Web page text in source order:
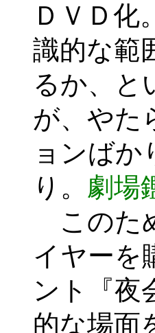
ＤＶＤ化
識的な範
るか、と
が、やた
ョンばか
り。 劇場
このた
イヤーを
ント『夜
的な場面